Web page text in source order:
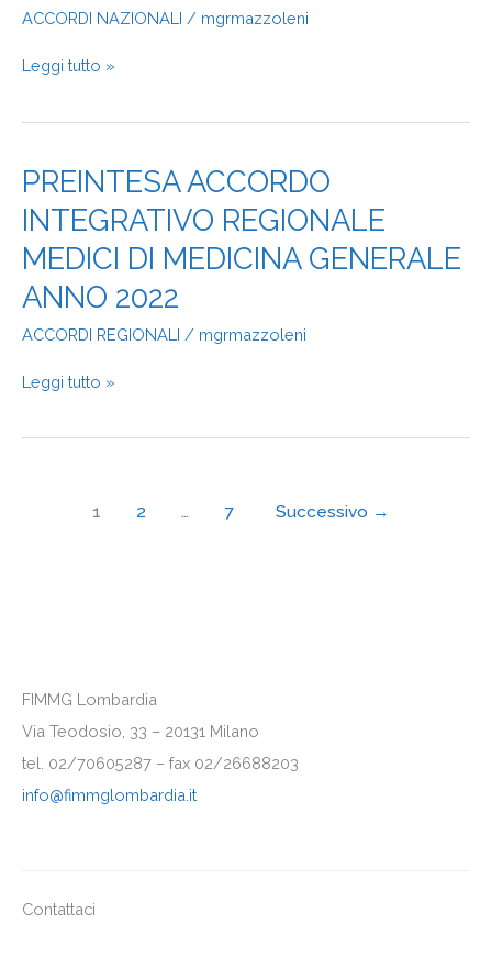
ACCORDI NAZIONALI / mgrmazzoleni
2022
Leggi tutto »
PREINTESA ACCORDO
INTEGRATIVO REGIONALE
MEDICI DI MEDICINA GENERALE
ANNO 2022
ACCORDI REGIONALI / mgrmazzoleni
PREINTESA
ACCORDO
INTEGRATIVO
MEDICI
DI
MEDICINA
GENERALE
2022
Leggi tutto »
1 2 7 Successivo →
FIMMG Lombardia
Via Teodosio, 33 – 20131 Milano
tel. 02/70605287 – fax 02/26688203
info@fimmglombardia.it
Contattaci